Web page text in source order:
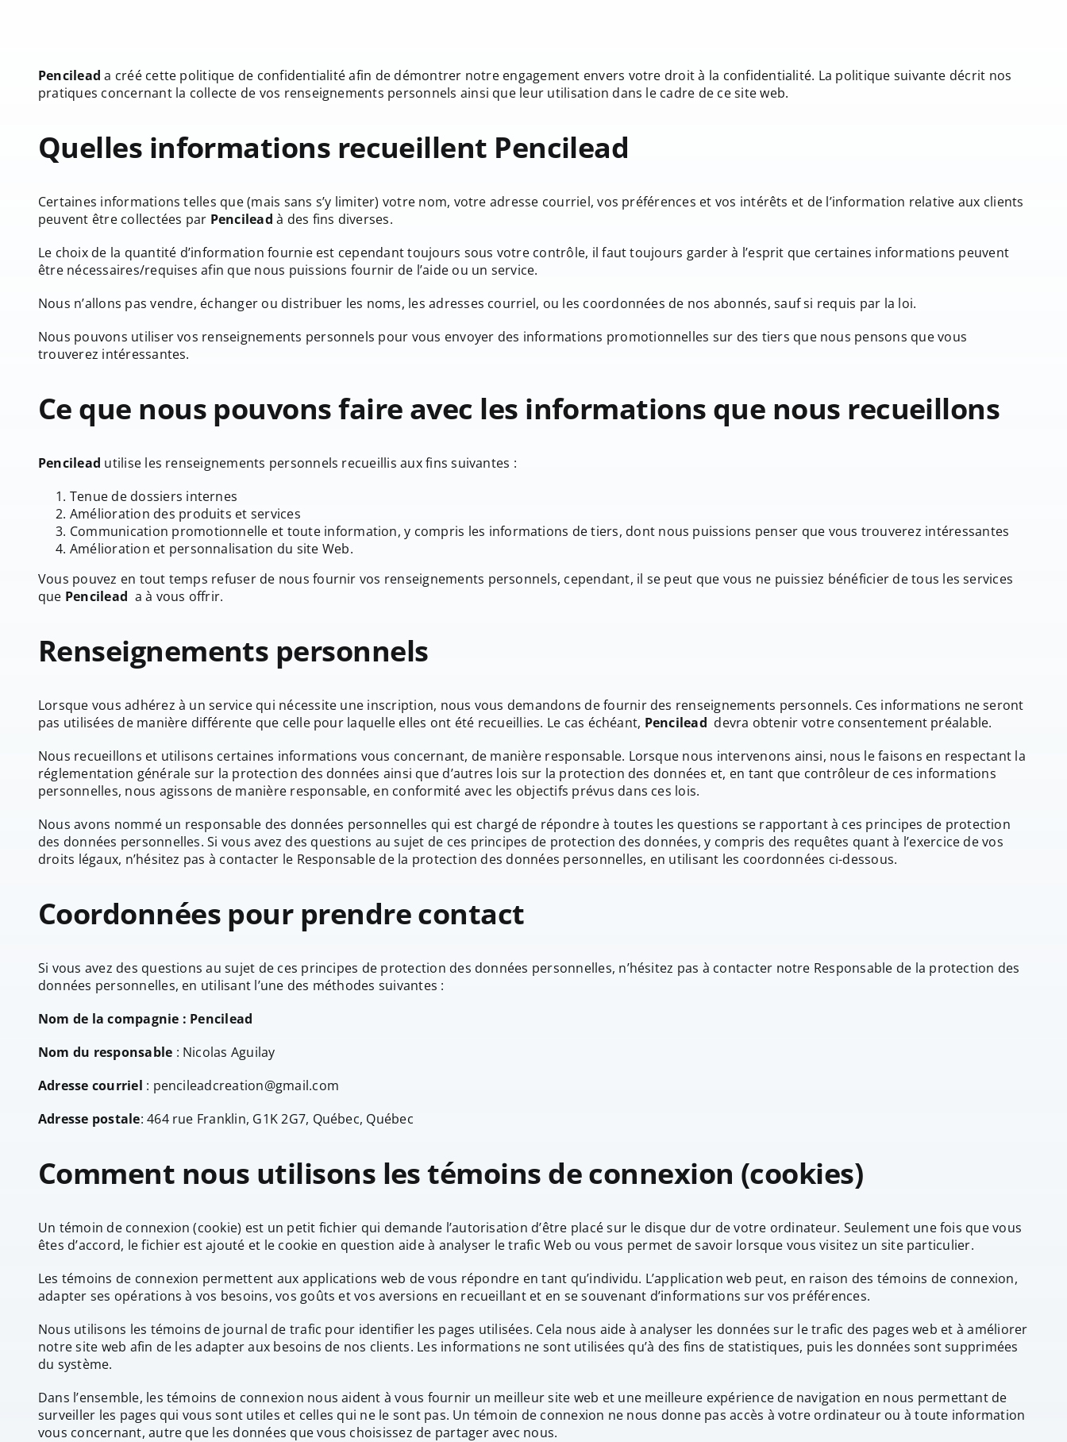
Portfolio
Blogue
Contact
Portfolio
Blogue
Contact
Pencileada créé cette politique de confidentialité afin de démontrer notre engagement envers votre droit à la confidentialité. La politique suivante décrit nos
pratiques concernant la collecte de vos renseignements personnels ainsi que leur utilisation dans le cadre de ce site web.
Quelles informations recueillent Pencilead
Certaines informations telles que (mais sans s’y limiter) votre nom, votre adresse courriel, vos préférences et vos intérêts et de l’information relative aux clients
peuvent être collectées par Pencileadà des fins diverses.
Le choix de la quantité d’information fournie est cependant toujours sous votre contrôle, il faut toujours garder à l’esprit que certaines informations peuvent
être nécessaires/requises afin que nous puissions fournir de l’aide ou un service.
Nous n’allons pas vendre, échanger ou distribuer les noms, les adresses courriel, ou les coordonnées de nos abonnés, sauf si requis par la loi.
Nous pouvons utiliser vos renseignements personnels pour vous envoyer des informations promotionnelles sur des tiers que nous pensons que vous
trouverez intéressantes.
Ce que nous pouvons faire avec les informations que nous recueillons
Pencilead utilise les renseignements personnels recueillis aux fins suivantes :
Tenue de dossiers internes
Amélioration des produits et services
Communication promotionnelle et toute information, y compris les informations de tiers, dont nous puissions penser que vous trouverez intéressantes
Amélioration et personnalisation du site Web.
Vous pouvez en tout temps refuser de nous fournir vos renseignements personnels, cependant, il se peut que vous ne puissiez bénéficier de tous les services
que Pencilead a à vous offrir.
Renseignements personnels
Lorsque vous adhérez à un service qui nécessite une inscription, nous vous demandons de fournir des renseignements personnels. Ces informations ne seront
pas utilisées de manière différente que celle pour laquelle elles ont été recueillies. Le cas échéant, Pencilead devra obtenir votre consentement préalable.
Nous recueillons et utilisons certaines informations vous concernant, de manière responsable. Lorsque nous intervenons ainsi, nous le faisons en respectant la
réglementation générale sur la protection des données ainsi que d’autres lois sur la protection des données et, en tant que contrôleur de ces informations
personnelles, nous agissons de manière responsable, en conformité avec les objectifs prévus dans ces lois.
Nous avons nommé un responsable des données personnelles qui est chargé de répondre à toutes les questions se rapportant à ces principes de protection
des données personnelles. Si vous avez des questions au sujet de ces principes de protection des données, y compris des requêtes quant à l’exercice de vos
droits légaux, n’hésitez pas à contacter le Responsable de la protection des données personnelles, en utilisant les coordonnées ci-dessous.
Coordonnées pour prendre contact
Si vous avez des questions au sujet de ces principes de protection des données personnelles, n’hésitez pas à contacter notre Responsable de la protection des
données personnelles, en utilisant l’une des méthodes suivantes :
Nom de la compagnie : Pencilead
Nom du responsable : Nicolas Aguilay
Adresse courriel : pencileadcreation@gmail.com
Adresse postale: 464 rue Franklin, G1K 2G7, Québec, Québec
Comment nous utilisons les témoins de connexion (cookies)
Un témoin de connexion (cookie) est un petit fichier qui demande l’autorisation d’être placé sur le disque dur de votre ordinateur. Seulement une fois que vous
êtes d’accord, le fichier est ajouté et le cookie en question aide à analyser le trafic Web ou vous permet de savoir lorsque vous visitez un site particulier.
Les témoins de connexion permettent aux applications web de vous répondre en tant qu’individu. L’application web peut, en raison des témoins de connexion,
adapter ses opérations à vos besoins, vos goûts et vos aversions en recueillant et en se souvenant d’informations sur vos préférences.
Nous utilisons les témoins de journal de trafic pour identifier les pages utilisées. Cela nous aide à analyser les données sur le trafic des pages web et à améliorer
notre site web afin de les adapter aux besoins de nos clients. Les informations ne sont utilisées qu’à des fins de statistiques, puis les données sont supprimées
du système.
Dans l’ensemble, les témoins de connexion nous aident à vous fournir un meilleur site web et une meilleure expérience de navigation en nous permettant de
surveiller les pages qui vous sont utiles et celles qui ne le sont pas. Un témoin de connexion ne nous donne pas accès à votre ordinateur ou à toute information
vous concernant, autre que les données que vous choisissez de partager avec nous.